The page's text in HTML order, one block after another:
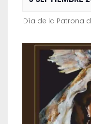
Día de la Patrona